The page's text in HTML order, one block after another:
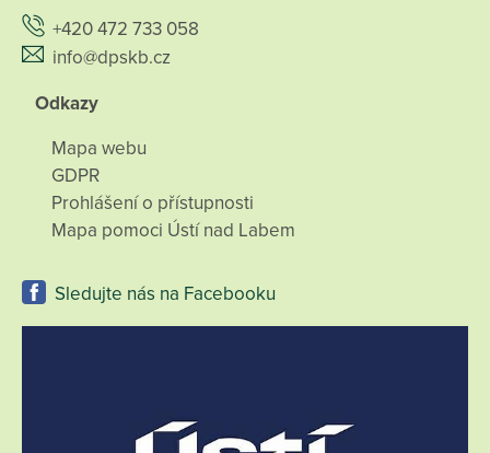
+420 472 733 058
info@dpskb.cz
Odkazy
Mapa webu
GDPR
Prohlášení o přístupnosti
Mapa pomoci Ústí nad Labem
Sledujte nás na Facebooku